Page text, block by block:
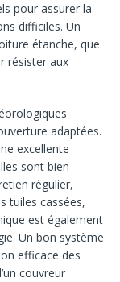
pour assurer la
difficiles. Un
étanche, que
résister aux
adaptées.
excellente
sont bien
régulier,
tuiles cassées,
est également
Un bon système
efficace des
couvreur